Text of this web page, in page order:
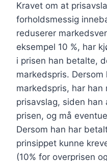
Kravet om at
forholdsmessig
reduserer
eksempel 10 %, har
i prisen han betalte,
markedspris.
markedspris, har han
prisavslag, siden
prisen, og må
Dersom han har
prinsippet kunne
(10% for overprisen